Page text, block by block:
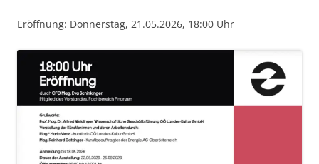
Eröffnung: Donnerstag, 21.05.2026, 18:00 Uhr